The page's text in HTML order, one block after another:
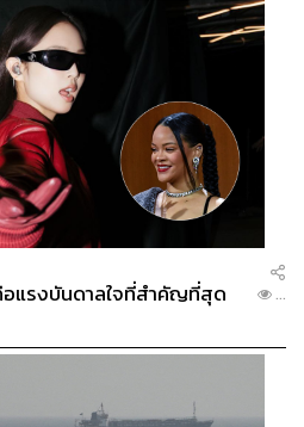
ปีที่แล้ว พวกเขาได้ตัวดาวเตะ
ตี้ด้วยค่าตัวเพียง 7.2 ล้านปอนด์
เคยขายเดมเบเลให้กับบาร์เซ
ร้อมกับออปชันอีก 42 ล้านยูโร
กับบาร์ซาในราคา 160 ล้าน
ล้านยูโรนั้นดูจะไม่ใช่เรื่องที่แพง
เมินโดย The Football
ที่น่าเชื่อถือได้ มีการประเมิน
ง 162 ล้านปอนด์
อแรงบันดาลใจที่สำคัญที่สุด
...